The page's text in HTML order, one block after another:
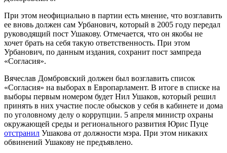
При этом неофициально в партии есть мнение, что возглавить
ее вновь должен сам Урбанович, который в 2005 году передал
руководящий пост Ушакову. Отмечается, что он якобы не
хочет брать на себя такую ответственность. При этом
Урбанович, по данным издания, сохранит пост зампреда
«Согласия».
Вячеслав Домбровский должен был возглавить список
«Согласия» на выборах в Европарламент. В итоге в списке на
выборы первым номером будет Нил Ушаков, который решил
принять в них участие после обысков у себя в кабинете и дома
по уголовному делу о коррупции. 5 апреля министр охраны
окружающей среды и регионального развития Юрис Пуце
отстранил Ушакова от должности мэра. При этом никаких
обвинений Ушакову не предъявлено.